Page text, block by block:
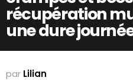
récupération
une dure
par Lilian